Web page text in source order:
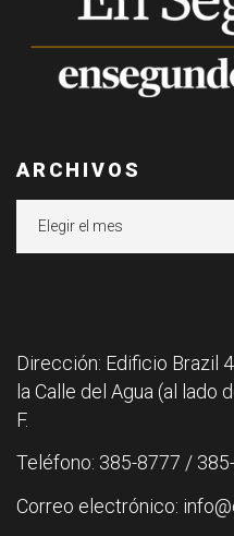
ARCHIVOS
Dirección: Edificio Brazil
la Calle del Agua (al lado
F.
Teléfono: 385-8777 /
Correo electrónico: